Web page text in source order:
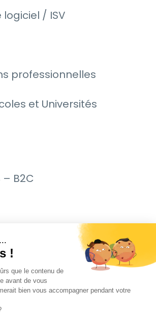
logiciel / ISV
professionnelles
et Universités
– B2C
– Awards
Ouvertes (JPO)